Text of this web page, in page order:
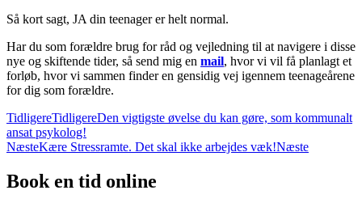
Så kort sagt, JA din teenager er helt normal.
Har du som forældre brug for råd og vejledning til at navigere i disse
nye og skiftende tider, så send mig en mail, hvor vi vil få planlagt et
forløb, hvor vi sammen finder en gensidig vej igennem teenageårene
for dig som forældre.
TidligereTidligereDen vigtigste øvelse du kan gøre, som kommunalt
ansat psykolog!
NæsteKære Stressramte. Det skal ikke arbejdes væk!Næste
Book en tid online